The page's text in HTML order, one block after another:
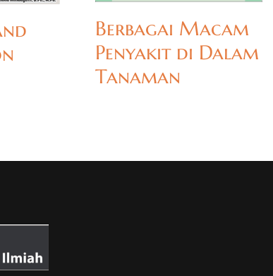
Berbagai Macam
Penyakit di Dalam
Tanaman